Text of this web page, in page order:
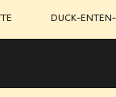
DUCK-